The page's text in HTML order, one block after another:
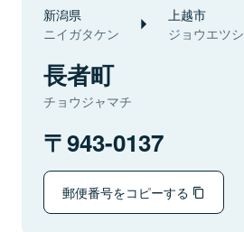
新潟県
ニイガタケン
上越市
ジョウエツシ
長者町
チョウジャマチ
943-0137
郵便番号をコピーする